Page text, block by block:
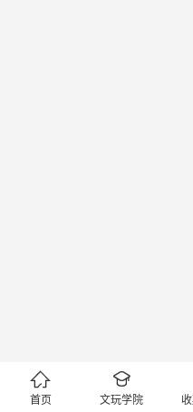

首页

文玩学院